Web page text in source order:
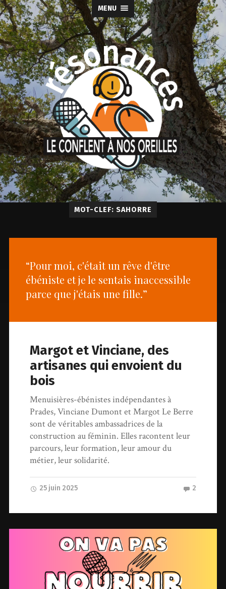
MENU
MOT-CLEF: SAHORRE
“Pour moi, c'était un rêve d'être
ébéniste et je le sentais inaccessible
parce que j'étais une fille.”
Margot et Vinciane, des
artisanes qui envoient du
bois
Menuisières-ébénistes indépendantes à
Prades, Vinciane Dumont et Margot Le Berre
sont de véritables ambassadrices de la
construction au féminin. Elles racontent leur
parcours, leur formation, leur amour du
métier, leur solidarité.
25 juin 2025 2